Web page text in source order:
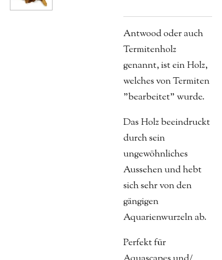
Antwood oder auch
Termitenholz
genannt, ist ein Holz,
welches von Termiten
"bearbeitet" wurde.
Das Holz beeindruckt
durch sein
ungewöhnliches
Aussehen und hebt
sich sehr von den
gängigen
Aquarienwurzeln ab.
Perfekt für